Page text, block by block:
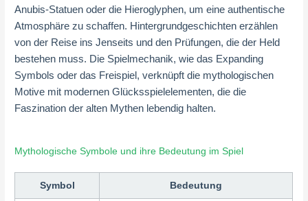
Anubis-Statuen oder die Hieroglyphen, um eine authentische
Atmosphäre zu schaffen. Hintergrundgeschichten erzählen
von der Reise ins Jenseits und den Prüfungen, die der Held
bestehen muss. Die Spielmechanik, wie das Expanding
Symbols oder das Freispiel, verknüpft die mythologischen
Motive mit modernen Glücksspielelementen, die die
Faszination der alten Mythen lebendig halten.
Mythologische Symbole und ihre Bedeutung im Spiel
Symbol Bedeutung